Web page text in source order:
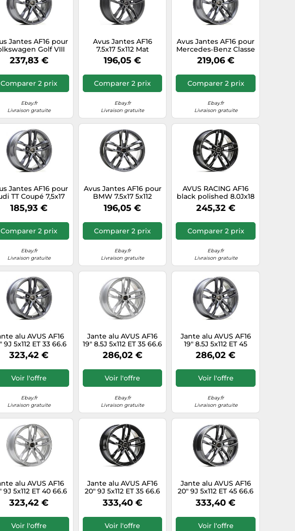
Jantes AF16 pour
Golf VIII
5x112 Anthracite
DKT
237,83 €
Comparer 2 prix
Ebay.fr
Livraison gratuite
Avus Jantes AF16
7.5x17 5x112 Mat
Anthracite pour Audi
A7 Sportback
196,05 €
Comparer 2 prix
Ebay.fr
Livraison gratuite
Avus Jantes AF16 pour
Mercedes‑Benz Classe
SLK 8x18 5x112
Anthracite KM5
219,06 €
Comparer 2 prix
Ebay.fr
Livraison gratuite
Jantes AF16 pour
TT Coupé 7,5x17
Anthracite W9Q
185,93 €
Comparer 2 prix
Ebay.fr
Livraison gratuite
Avus Jantes AF16 pour
BMW 7.5x17 5x112
Anthracite Polished
UNQ
196,05 €
Comparer 2 prix
Ebay.fr
Livraison gratuite
AVUS RACING AF16
black polished 8.0Jx18
5x112 ET45
245,32 €
Comparer 2 prix
Ebay.fr
Livraison gratuite
alu AVUS AF16
9J 5x112 ET 33 66.6
ANTHRACITE
323,42 €
Voir l'offre
Ebay.fr
Livraison gratuite
Jante alu AVUS AF16
19" 8.5J 5x112 ET 35 66.6
HYPER SILVER
286,02 €
Voir l'offre
Ebay.fr
Livraison gratuite
Jante alu AVUS AF16
19" 8.5J 5x112 ET 45
66.6 ANTHRACITE
286,02 €
Voir l'offre
Ebay.fr
Livraison gratuite
alu AVUS AF16
9J 5x112 ET 40 66.6
HYPER SILVER
323,42 €
Voir l'offre
Jante alu AVUS AF16
20" 9J 5x112 ET 35 66.6
BLACK POLISHED
333,40 €
Voir l'offre
Jante alu AVUS AF16
20" 9J 5x112 ET 45 66.6
ANTRACITE
DIAMANTATO
333,40 €
Voir l'offre